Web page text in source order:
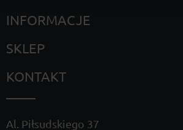
INFORMACJE
SKLEP
KONTAKT
Al. Piłsudskiego 37